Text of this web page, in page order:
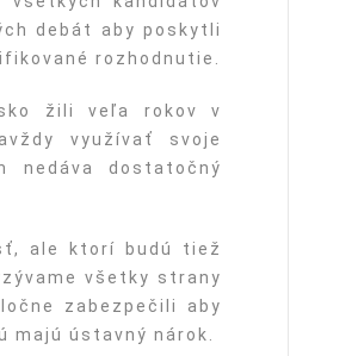
debát aby poskytli
rozhodnutie.
žili veľa rokov v
využívať svoje
nedáva dostatočný
ale ktorí budú tiež
všetky strany
zabezpečili aby
ústavný nárok.